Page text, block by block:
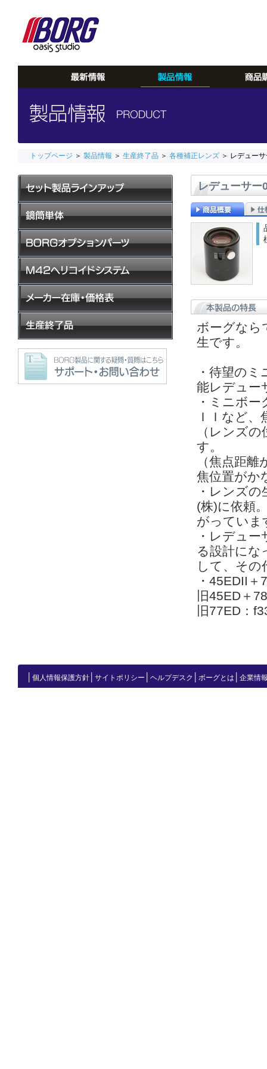
トップページ ＞ 製品情報 ＞ 生産終了品 ＞ 各種補正レンズ ＞ レデュー
レデューサー
ボーグなら
生です。
・待望の
能レデュー
・ミニボ
ＩＩなど
（レンズ
す。
（焦点距
焦位置がか
・レンズ
(株)に依頼
がっていま
・レデュ
る設計にな
して、その
・45EDII
旧45ED＋
旧77ED：
個人情報保護方針 サイトポリシー ヘルプデスク ボーグとは 企業情